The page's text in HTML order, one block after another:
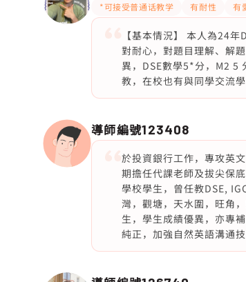
*可接受普通话教学 有耐性 有
【基本情況】 本人為24
對耐心，對題目理解、解
異，DSE數學5*分，M2 5
教，在校也有與同學交流
導師編號123408
於投資銀行工作，專攻英
期擔任代課老師及拔尖保
學校學生，曾任教DSE,
灣，觀塘，天水圍，旺角
生，學生成績優異，亦專
純正，加強自然英語溝通